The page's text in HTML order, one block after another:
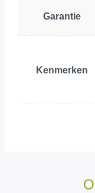
Garantie
Kenmerken